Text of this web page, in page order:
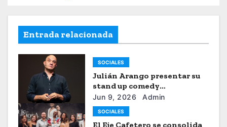
Entrada relacionada
SOCIALES
Julián Arango presentar su
stand up comedy
“Julianchou”
Jun 9, 2026 Admin
SOCIALES
El Eje Cafetero se consolida